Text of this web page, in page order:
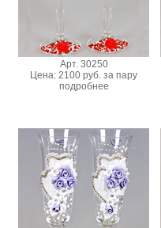
Арт. 30250
Цена: 2100 руб. за пару
подробнее